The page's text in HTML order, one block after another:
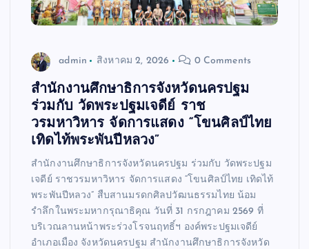
admin สิงหาคม 2, 2026 0 Comments
สำนักงานศึกษาธิการจังหวัดนครปฐม
ร่วมกับ วัดพระปฐมเจดีย์ ราช
วรมหาวิหาร จัดการแสดง “โขนศิลป์ไทย
เทิดไท้พระพันปีหลวง”
สำนักงานศึกษาธิการจังหวัดนครปฐม ร่วมกับ วัดพระปฐม
เจดีย์ ราชวรมหาวิหาร จัดการแสดง “โขนศิลป์ไทย เทิดไท้
พระพันปีหลวง” สืบสานมรดกศิลปวัฒนธรรมไทย น้อม
รำลึกในพระมหากรุณาธิคุณ วันที่ 31 กรกฎาคม 2569 ที่
บริเวณลานหน้าพระร่วงโรจนฤทธิ์ฯ องค์พระปฐมเจดีย์
อำเภอเมือง จังหวัดนครปฐม สำนักงานศึกษาธิการจังหวัด